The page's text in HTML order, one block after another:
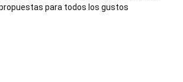
para todos los gustos